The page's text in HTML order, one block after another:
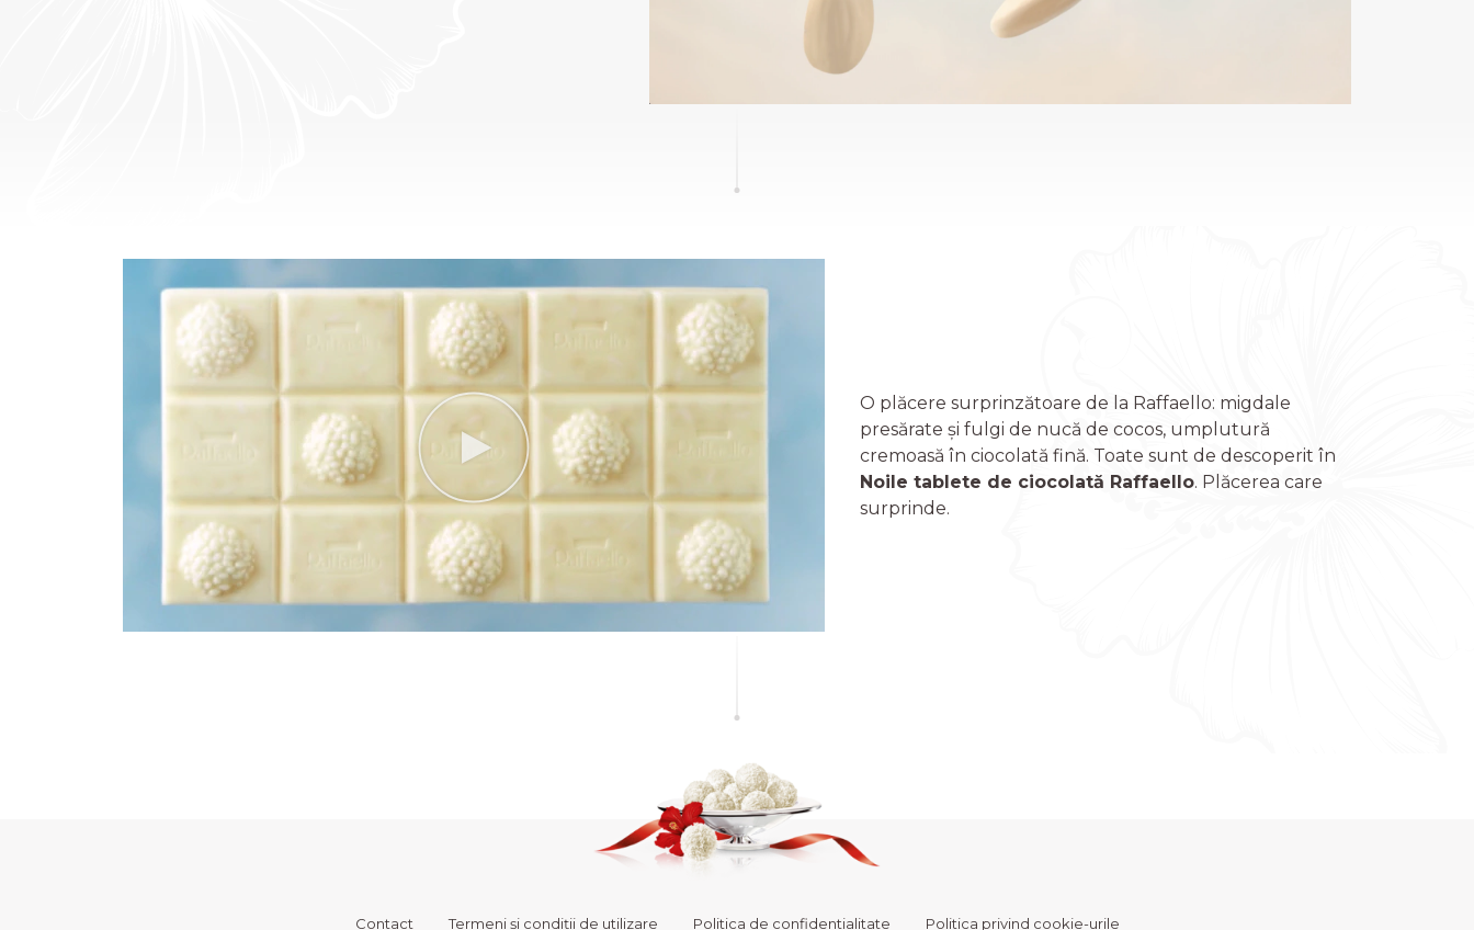
O plăcere surprinzătoare de la Raffaello: migdale
presărate și fulgi de nucă de cocos, umplutură
cremoasă în ciocolată fină. Toate sunt de descoperit în
Noile tablete de ciocolată Raffaello. Plăcerea care
surprinde.
Contact Termeni și condiții de utilizare Politica de confidentialitate Politica privind cookie-urile